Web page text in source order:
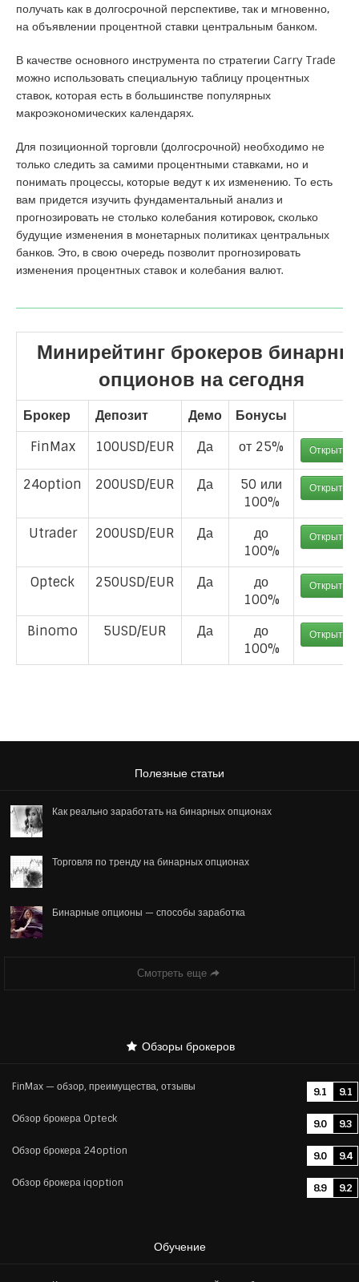
получать как в долгосрочной перспективе, так и мгновенно,
на объявлении процентной ставки центральным банком.
В качестве основного инструмента по стратегии Carry Trade
можно использовать специальную таблицу процентных
ставок, которая есть в большинстве популярных
макроэкономических календарях.
Для позиционной торговли (долгосрочной) необходимо не
только следить за самими процентными ставками, но и
понимать процессы, которые ведут к их изменению. То есть
вам придется изучить фундаментальный анализ и
прогнозировать не столько колебания котировок, сколько
будущие изменения в монетарных политиках центральных
банков. Это, в свою очередь позволит прогнозировать
изменения процентных ставок и колебания валют.
Минирейтинг брокеров
опционов на сегодня
Брокер Депозит Демо
Бонусы
FinMax
100USD/EUR Да от 25% Открыть
24option 200USD/EUR Да
50 или
100%
Открыть
Utrader 200USD/EUR Да
до
100%
Открыть
Opteck 250USD/EUR Да
до
100%
Открыть
Binomo 5USD/EUR Да
до
100%
Открыть
Полезные статьи
Как реально заработать на бинарных опционах
Торговля по тренду на бинарных опционах
Бинарные опционы — способы заработка
Смотреть еще
Обзоры брокеров
9.1 9.1
FinMax — обзор, преимущества, отзывы
9.0 9.3
Обзор брокера Opteck
9.0 9.4
Обзор брокера 24option
8.9 9.2
Обзор брокера iqoption
Обучение